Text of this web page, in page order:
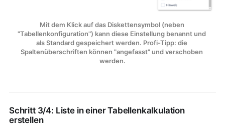
Mit dem Klick auf das Diskettensymbol (neben
"Tabellenkonfiguration") kann diese Einstellung benannt und
als Standard gespeichert werden. Profi-Tipp: die
Spaltenüberschriften können "angefasst" und verschoben
werden.
Schritt 3/4: Liste in einer Tabellenkalkulation
erstellen